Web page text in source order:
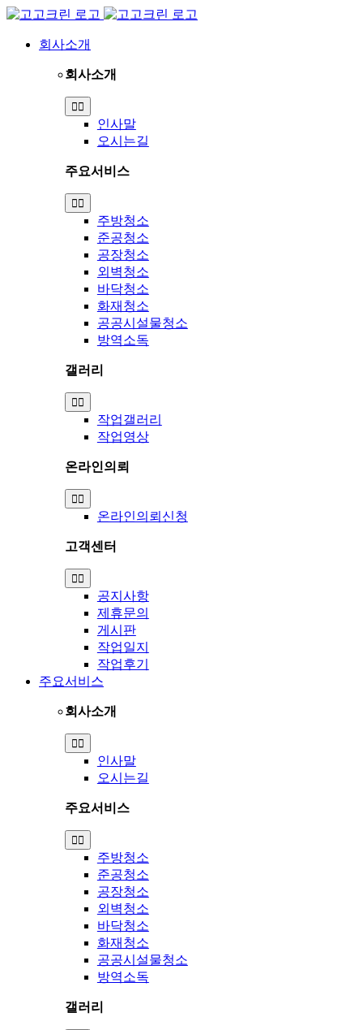
Skip
content회사소개
회사소개
Toggle
Navigation
인사말
오시는길
주요서비스
Toggle
Navigation
주방청소
준공청소
공장청소
외벽청소
바닥청소
화재청소
공공시설물청소
방역소독
갤러리
Toggle
Navigation
작업갤러리
작업영상
온라인의뢰
Toggle
Navigation
온라인의뢰신청
고객센터
Toggle
Navigation
공지사항
제휴문의
게시판
작업일지
작업후기
주요서비스
회사소개
Toggle
Navigation
인사말
오시는길
주요서비스
Toggle
Navigation
주방청소
준공청소
공장청소
외벽청소
바닥청소
화재청소
공공시설물청소
방역소독
갤러리